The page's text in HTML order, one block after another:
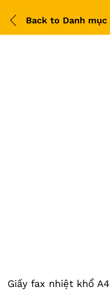
Back to Danh mục
Giấy fax nhiệt khổ A4